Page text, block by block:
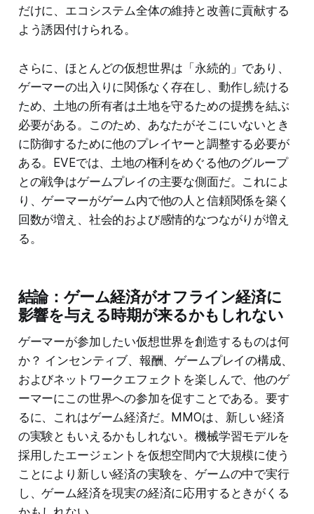
だけに、エコシステム全体の維持と改善に貢献する
よう誘因付けられる。
さらに、ほとんどの仮想世界は「永続的」であり、
ゲーマーの出入りに関係なく存在し、動作し続ける
ため、土地の所有者は土地を守るための提携を結ぶ
必要がある。このため、あなたがそこにいないとき
に防御するために他のプレイヤーと調整する必要が
ある。EVEでは、土地の権利をめぐる他のグループ
との戦争はゲームプレイの主要な側面だ。これによ
り、ゲーマーがゲーム内で他の人と信頼関係を築く
回数が増え、社会的および感情的なつながりが増え
る。
結論：ゲーム経済がオフライン経済に
影響を与える時期が来るかもしれない
ゲーマーが参加したい仮想世界を創造するものは何
か？ インセンティブ、報酬、ゲームプレイの構成、
およびネットワークエフェクトを楽しんで、他のゲ
ーマーにこの世界への参加を促すことである。要す
るに、これはゲーム経済だ。MMOは、新しい経済
の実験ともいえるかもしれない。機械学習モデルを
採用したエージェントを仮想空間内で大規模に使う
ことにより新しい経済の実験を、ゲームの中で実行
し、ゲーム経済を現実の経済に応用するときがくる